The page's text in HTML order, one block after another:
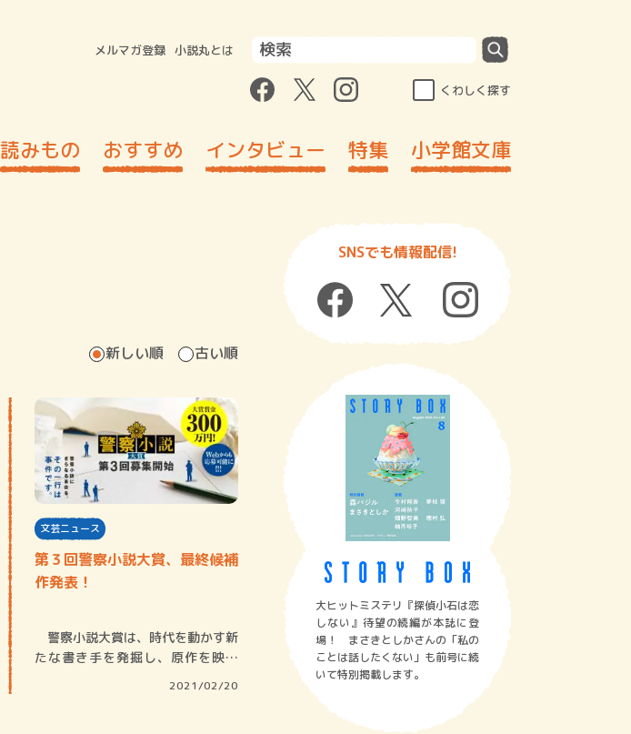
メルマガ登録 小説丸とは
くわしく探す
読みもの おすすめ インタビュー 特集 小学館文庫
新しい順 古い順
文芸ニュース
第３回警察小説大賞、最終候補
作発表！
警察小説大賞は、時代を動かす新
たな書き手を発掘し、原作を映画
2021/02/20
SNSでも情報配信!
大ヒットミステリ『探偵小石は恋
しない』待望の続編が本誌に登
場！ まさきとしかさんの「私の
ことは話したくない」も前号に続
いて特別掲載します。